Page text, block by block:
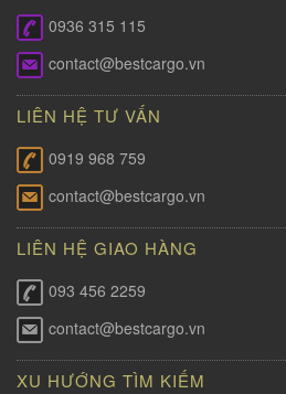
0936 315 115
contact@bestcargo.vn
LIÊN HỆ TƯ VẤN
0919 968 759
contact@bestcargo.vn
LIÊN HỆ GIAO HÀNG
093 456 2259
contact@bestcargo.vn
XU HƯỚNG TÌM KIẾM